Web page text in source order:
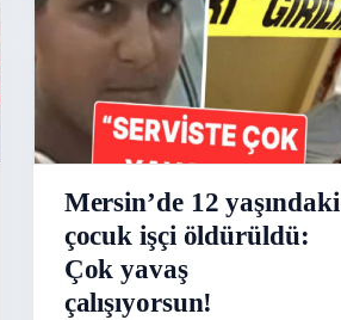
Mersin’de 12 yaşındaki
çocuk işçi öldürüldü:
Çok yavaş
çalışıyorsun!